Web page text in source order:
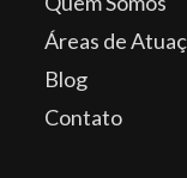
Áreas de
Blog
Contato